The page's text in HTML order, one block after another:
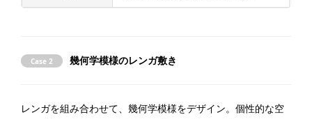
Case 2 幾何学模様のレンガ敷き
レンガを組み合わせて、幾何学模様をデザイン。個性的な空